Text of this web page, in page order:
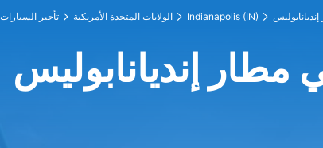
تأجير السيارات الولايات المتحدة الأمريكية Indianapolis (IN)
مطار إنديانابوليس